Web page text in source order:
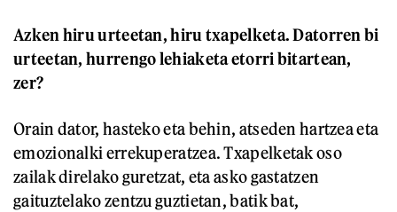
Azken hiru urteetan, hiru txapelketa. Datorren bi
urteetan, hurrengo lehiaketa etorri bitartean,
zer?
Orain dator, hasteko eta behin, atseden hartzea eta
emozionalki errekuperatzea. Txapelketak oso
zailak direlako guretzat, eta asko gastatzen
gaituztelako zentzu guztietan, batik bat,